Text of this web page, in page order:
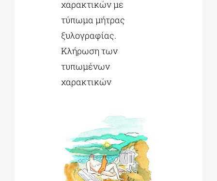
χαρακτικών με
τύπωμα μήτρας
ξυλογραφίας.
Κλήρωση των
τυπωμένων
χαρακτικών